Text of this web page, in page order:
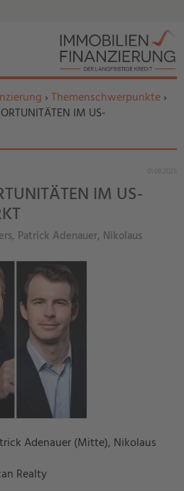
›Themenschwerpunkte›
IM US-
IM US-
Patrick Adenauer, Nikolaus
Adenauer (Mitte), Nikolaus
Realty